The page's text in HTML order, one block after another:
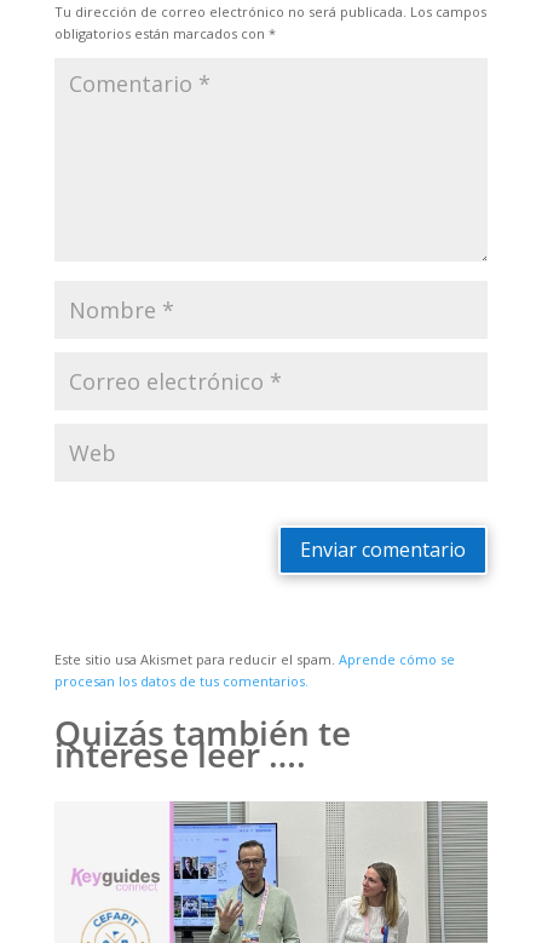
Tu dirección de correo electrónico no será publicada. Los campos
obligatorios están marcados con *
Enviar comentario
Este sitio usa Akismet para reducir el spam. Aprende cómo se
procesan los datos de tus comentarios.
Quizás también te
interese leer ….